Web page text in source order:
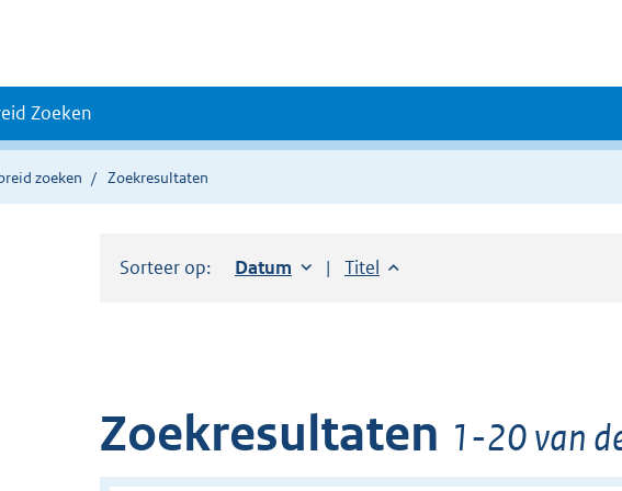
Zoeken
zoeken Zoekresultaten
Sorteer op: Sorteer op:
Datum oplopendSorteer op:
Titel oplopend
Zoekresultaten 1-20 van